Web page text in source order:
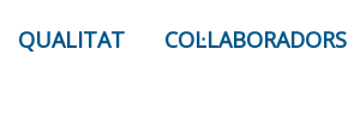
QUALITAT COL·LABORADORS